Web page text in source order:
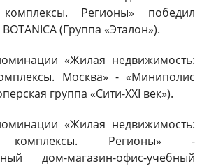
Регионы» победил
(Группа «Эталон»).
«Жилая недвижимость:
Москва» - «Миниполис
группа «Сити-XXI век»).
«Жилая недвижимость:
комплексы. Регионы» -
дом-магазин-офис-учебный